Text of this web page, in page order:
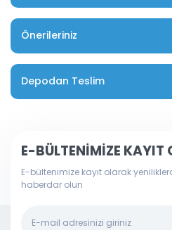
Önerileriniz
Depodan Teslim
E-BÜLTENİMİZE KAYIT
E-bültenimize kayıt olarak
haberdar olun